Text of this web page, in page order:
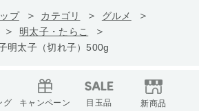
プ カテゴリ
グルメ
明太子・たらこ
明太子（切れ子）500g
グ キャンペーン 目玉品 新商品